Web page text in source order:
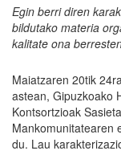
Egin berri diren
bildutako materia
kalitate ona
Maiatzaren 20tik
astean, Gipuzkoako
Kontsortzioak Sasieta
Mankomunitatearen
du. Lau